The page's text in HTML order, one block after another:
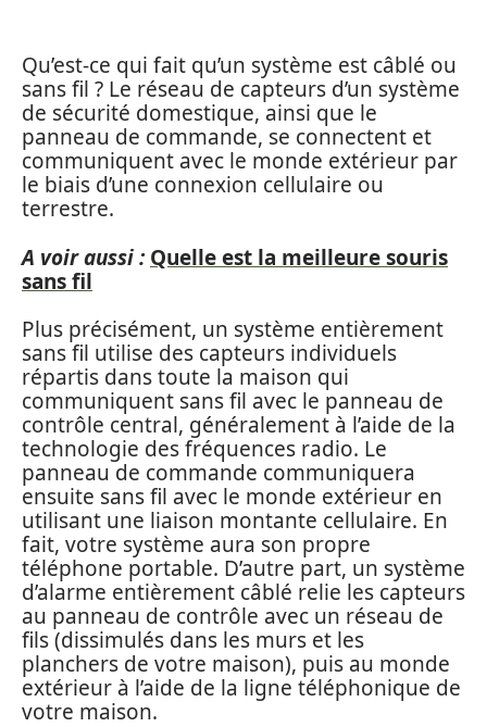
Qu’est-ce qui fait qu’un système est câblé ou
sans fil ? Le réseau de capteurs d’un système
de sécurité domestique, ainsi que le
panneau de commande, se connectent et
communiquent avec le monde extérieur par
le biais d’une connexion cellulaire ou
terrestre.
A voir aussi : Quelle est la meilleure souris
sans fil
Plus précisément, un système entièrement
sans fil utilise des capteurs individuels
répartis dans toute la maison qui
communiquent sans fil avec le panneau de
contrôle central, généralement à l’aide de la
technologie des fréquences radio. Le
panneau de commande communiquera
ensuite sans fil avec le monde extérieur en
utilisant une liaison montante cellulaire. En
fait, votre système aura son propre
téléphone portable. D’autre part, un système
d’alarme entièrement câblé relie les capteurs
au panneau de contrôle avec un réseau de
fils (dissimulés dans les murs et les
planchers de votre maison), puis au monde
extérieur à l’aide de la ligne téléphonique de
votre maison.